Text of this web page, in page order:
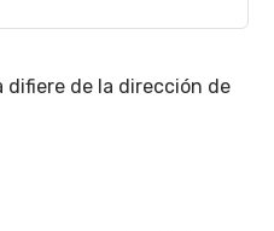
de la dirección de